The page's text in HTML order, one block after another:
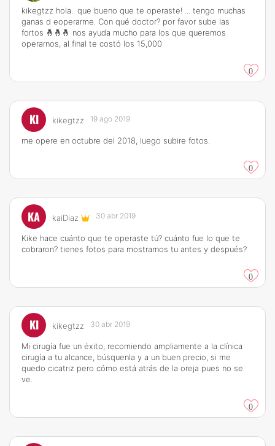
kikegtzz hola.. que bueno que te operaste! ... tengo muchas
ganas d eoperarme. Con qué doctor? por favor sube las
fortos 🤞🤞🤞 nos ayuda mucho para los que queremos
operarnos, al final te costó los 15,000
0
KI kikegtzz 19 ago 2019
me opere en octubre del 2018, luego subire fotos.
0
KA kaiDiaz 30 abr 2019
Kike hace cuánto que te operaste tú? cuánto fue lo que te
cobraron? tienes fotos para mostrarnos tu antes y después?
0
KI kikegtzz 30 abr 2019
Mi cirugía fue un éxito, recomiendo ampliamente a la clínica
cirugía a tu alcance, búsquenla y a un buen precio, si me
quedo cicatriz pero cómo está atrás de la oreja pues no se
ve.
0